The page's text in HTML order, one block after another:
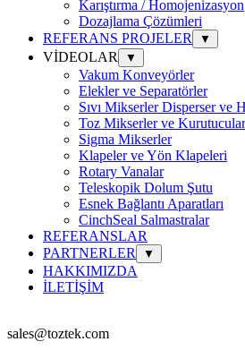
Karıştırma / Homojenizasyon
Dozajlama Çözümleri
REFERANS PROJELER
▼
VİDEOLAR ▼
Vakum Konveyörler
Elekler ve Separatörler
Sıvı Mikserler Disperser ve
Toz Mikserler ve Kurutucular
Sigma Mikserler
Klapeler ve Yön Klapeleri
Rotary Vanalar
Teleskopik Dolum Şutu
Esnek Bağlantı Aparatları
CinchSeal Salmastralar
REFERANSLAR
PARTNERLER
▼
HAKKIMIZDA
İLETİŞİM
sales@toztek.com